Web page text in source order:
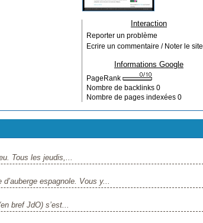
Interaction
Reporter un problème
Ecrire un commentaire / Noter le site
Informations Google
PageRank
Nombre de backlinks 0
Nombre de pages indexées 0
Tous les jeudis,...
espagnole. Vous y...
bref JdO) s’est...